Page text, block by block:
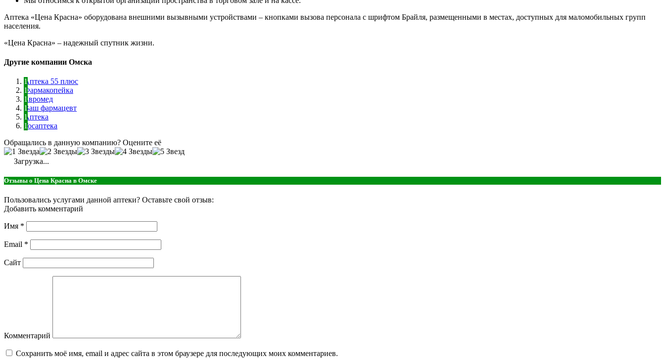
Аптека «Цена Красна» оборудована внешними вызывными устройствами – кнопками вызова персонала с шрифтом Брайля, размещенными в местах, доступных для маломобильных групп
населения.
«Цена Красна» – надежный спутник жизни.
Другие компании Омска
Аптека 55 плюс
Фармакопейка
Евромед
Ваш фармацевт
Аптека
Госаптека
Обращались в данную компанию? Оцените её
Загрузка...
Отзывы о Цена Красна в Омске
Пользовались услугами данной аптеки? Оставьте свой отзыв:
Добавить комментарий
Имя *
Email *
Сайт
Комментарий
Сохранить моё имя, email и адрес сайта в этом браузере для последующих моих комментариев.